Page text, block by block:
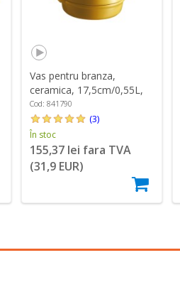
Vas pentru branza,
ceramica, 17,5cm/0,55L,
Provence Yellow - Emile
Henry
Cod: 841790
(3)
În stoc
155,37 lei fara TVA
(31,9 EUR)